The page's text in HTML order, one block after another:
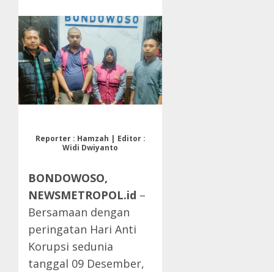
Reporter : Hamzah | Editor :
Widi Dwiyanto
BONDOWOSO,
NEWSMETROPOL.id –
Bersamaan dengan
peringatan Hari Anti
Korupsi sedunia
tanggal 09 Desember,